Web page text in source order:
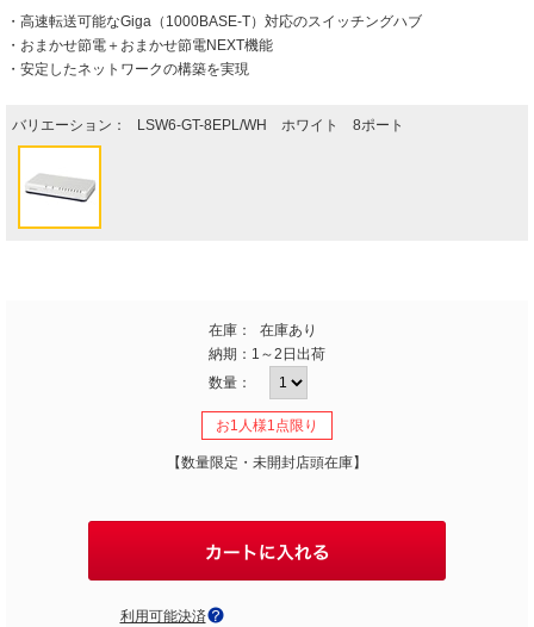
・高速転送可能なGiga（1000BASE-T）対応のスイッチングハブ
・おまかせ節電＋おまかせ節電NEXT機能
・安定したネットワークの構築を実現
バリエーション： LSW6-GT-8EPL/WH ホワイト 8ポート
在庫：
在庫あり
納期： 1～2日出荷
数量：
お1人様1点限り
【数量限定・未開封店頭在庫】
利用可能決済